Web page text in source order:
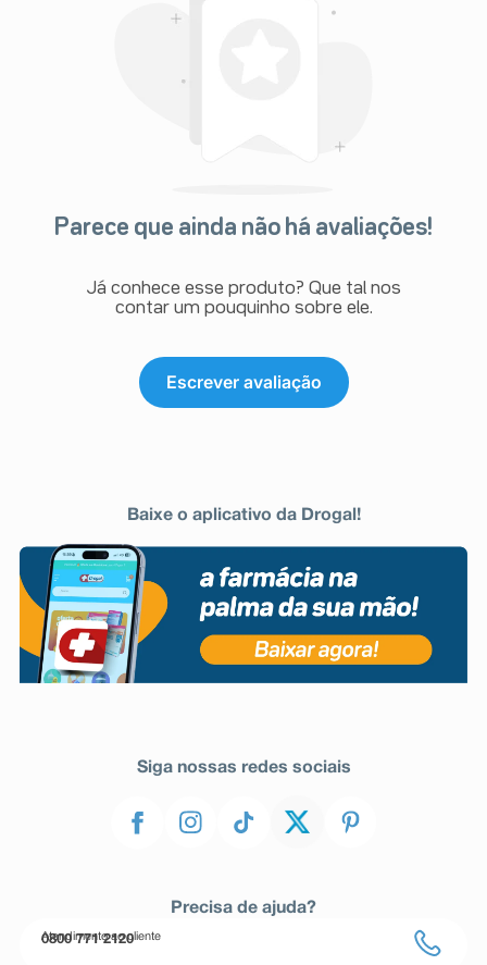
Parece que ainda não há avaliações!
Já conhece esse produto? Que tal nos
contar um pouquinho sobre ele.
Escrever avaliação
Baixe o aplicativo da Drogal!
Siga nossas redes sociais
Precisa de ajuda?
Atendimento ao cliente
0800 771 2120